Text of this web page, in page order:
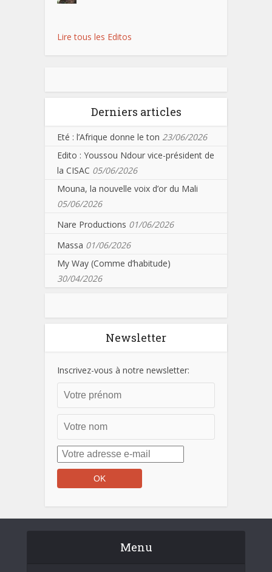
Lire tous les Editos
Derniers articles
Eté : l’Afrique donne le ton 23/06/2026
Edito : Youssou Ndour vice-président de
la CISAC 05/06/2026
Mouna, la nouvelle voix d’or du Mali
05/06/2026
Nare Productions 01/06/2026
Massa 01/06/2026
My Way (Comme d’habitude)
30/04/2026
Newsletter
Inscrivez-vous à notre newsletter:
Menu